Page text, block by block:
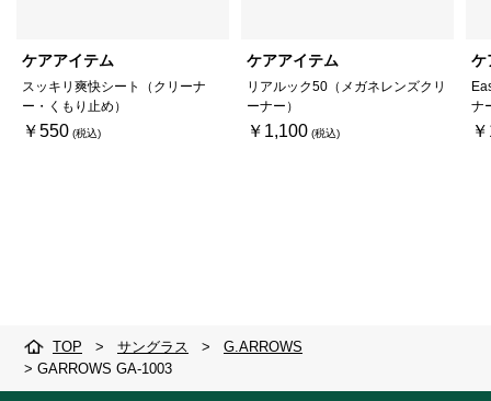
ケアアイテム
スッキリ爽快シート（クリーナ
ー・くもり止め）
￥550
ケアアイテム
リアルック50（メガネレンズクリ
ーナー）
￥1,100
ケ
ナ
TOP > サングラス >
G.ARROWS
> GARROWS GA-1003